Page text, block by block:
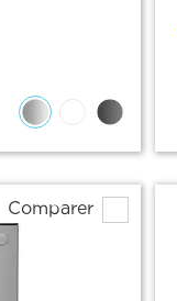
Comparer